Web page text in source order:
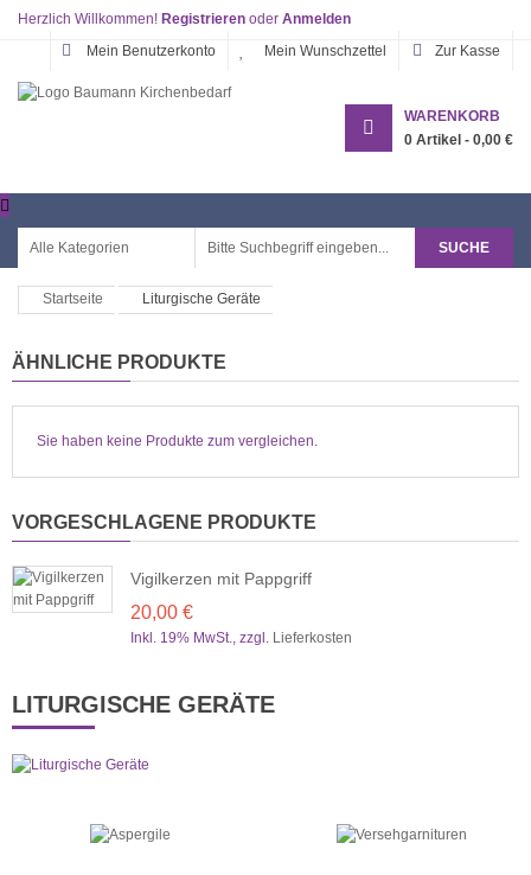
Herzlich Willkommen! Registrieren oder Anmelden
Mein Benutzerkonto
Mein Wunschzettel Zur Kasse
WARENKORB
0 Artikel - 0,00 €
SUCHE
Startseite Liturgische Geräte
ÄHNLICHE PRODUKTE
Sie haben keine Produkte zum vergleichen.
VORGESCHLAGENE PRODUKTE
Vigilkerzen mit Pappgriff
20,00 €
Inkl. 19% MwSt., zzgl. Lieferkosten
LITURGISCHE GERÄTE